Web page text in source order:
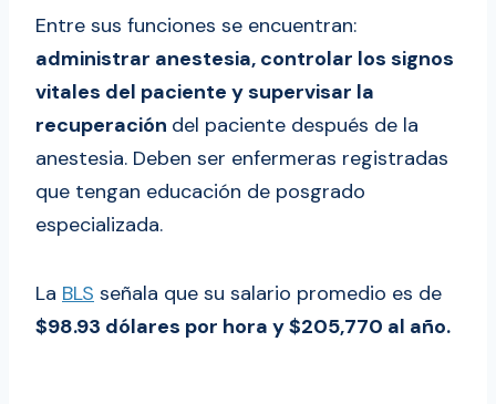
Entre sus funciones se encuentran:
administrar anestesia, controlar los signos
vitales del paciente y supervisar la
recuperación del paciente después de la
anestesia. Deben ser enfermeras registradas
que tengan educación de posgrado
especializada.
La BLS señala que su salario promedio es de
$98.93 dólares por hora y $205,770 al año.